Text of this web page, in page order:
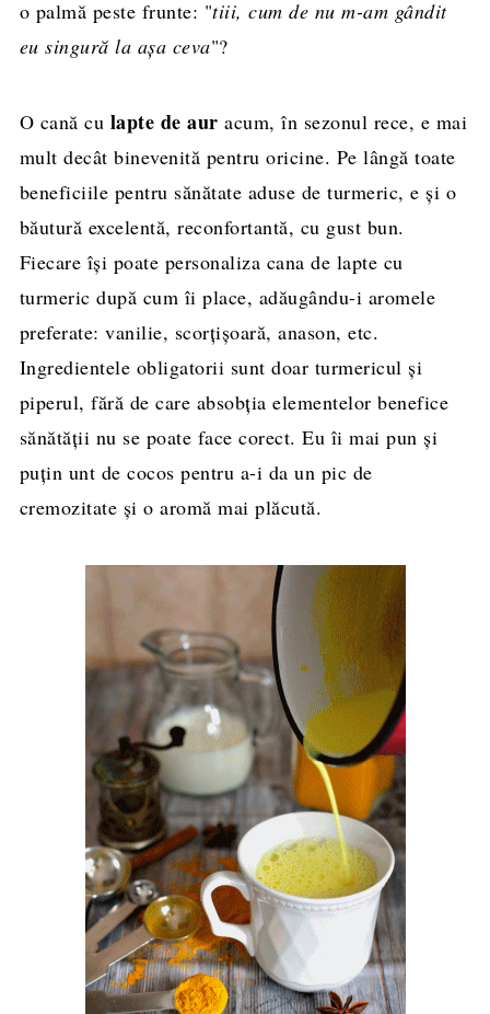
o palmă peste frunte: "tiii, cum de nu m-am gândit
eu singură la aşa ceva"?
O cană cu lapte de aur acum, în sezonul rece, e mai
mult decât binevenită pentru oricine. Pe lângă toate
beneficiile pentru sănătate aduse de turmeric, e şi o
băutură excelentă, reconfortantă, cu gust bun.
Fiecare îşi poate personaliza cana de lapte cu
turmeric după cum îi place, adăugându-i aromele
preferate: vanilie, scorţişoară, anason, etc.
Ingredientele obligatorii sunt doar turmericul şi
piperul, fără de care absobţia elementelor benefice
sănătăţii nu se poate face corect. Eu îi mai pun şi
puţin unt de cocos pentru a-i da un pic de
cremozitate şi o aromă mai plăcută.